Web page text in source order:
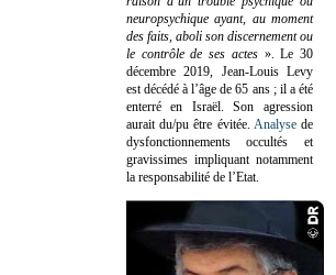
neuropsychique ayant, au moment
des faits, aboli son discernement ou
le contrôle de ses actes». Le 30
décembre 2019, Jean-Louis Levy
est décédé à l’âge de 65 ans ; il a été
enterré en Israël. Son agression
aurait du/pu être évitée. Analysede
dysfonctionnements occultés et
gravissimes impliquant notamment
la responsabilité de l’Etat.